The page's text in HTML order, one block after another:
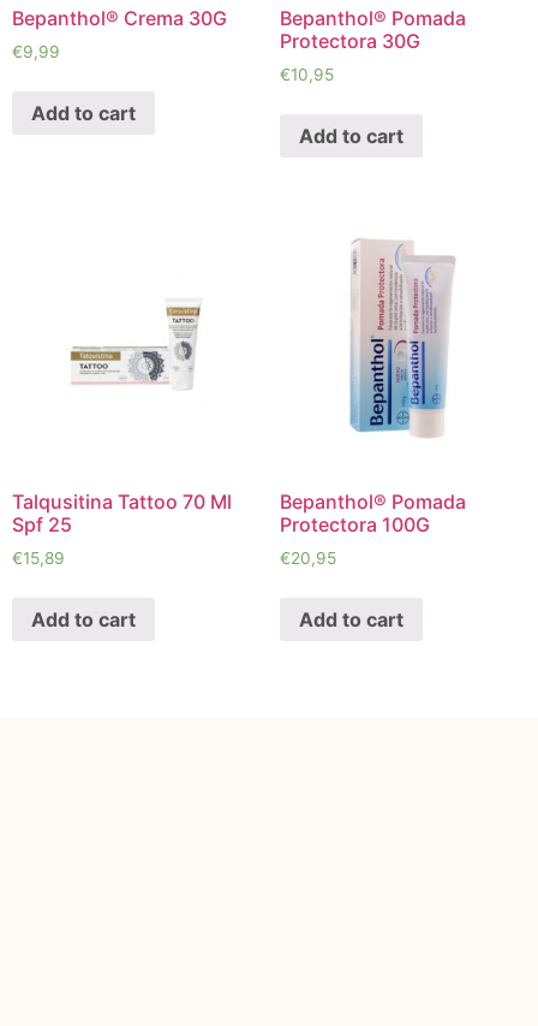
Bepanthol® Crema 30G
€9,99
Add to cart
Bepanthol® Pomada
Protectora 30G
€10,95
Add to cart
Talqusitina Tattoo 70 Ml
Spf 25
€15,89
Add to cart
Bepanthol® Pomada
Protectora 100G
€20,95
Add to cart